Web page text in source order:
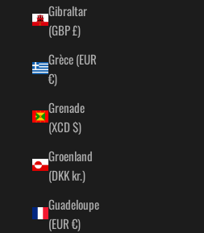
Gibraltar
(GBP £)
Grèce (EUR
€)
Grenade
(XCD $)
Groenland
(DKK kr.)
Guadeloupe
(EUR €)